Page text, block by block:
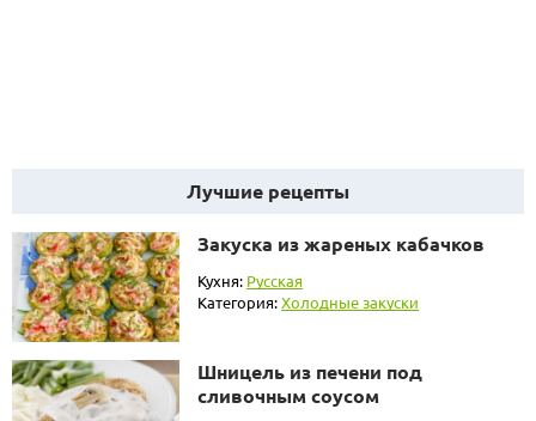
Лучшие рецепты
Закуска из жареных кабачков
Кухня: Русская
Категория:Холодные закуски
Шницель из печени под
сливочным соусом